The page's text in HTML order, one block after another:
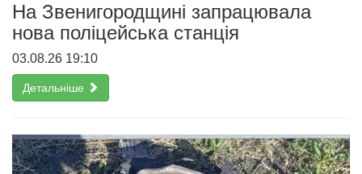
На Звенигородщині запрацювала
нова поліцейська станція
03.08.26 19:10
Детальніше